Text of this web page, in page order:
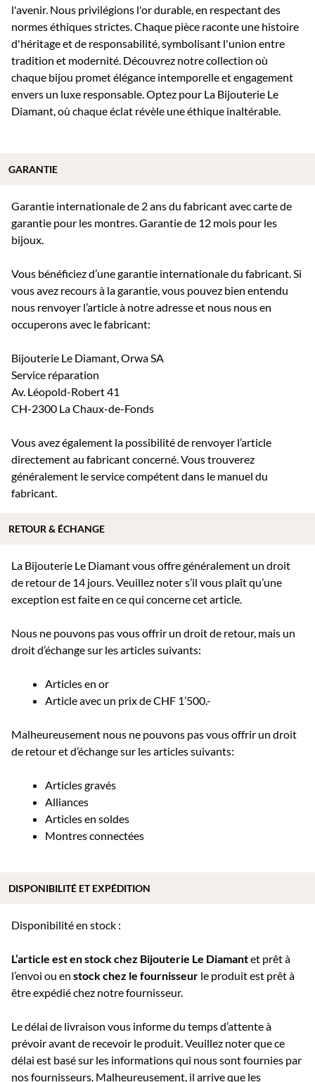
l'avenir. Nous privilégions l'or durable, en respectant des
normes éthiques strictes. Chaque pièce raconte une histoire
d'héritage et de responsabilité, symbolisant l'union entre
tradition et modernité. Découvrez notre collection où
chaque bijou promet élégance intemporelle et engagement
envers un luxe responsable. Optez pour La Bijouterie Le
Diamant, où chaque éclat révèle une éthique inaltérable.
Garantie internationale de 2 ans du fabricant avec carte de
garantie pour les montres. Garantie de 12 mois pour les
bijoux.
Vous bénéficiez d’une garantie internationale du fabricant. Si
vous avez recours à la garantie, vous pouvez bien entendu
nous renvoyer l’article à notre adresse et nous nous en
occuperons avec le fabricant:
Bijouterie Le Diamant, Orwa SA
Service réparation
Av. Léopold-Robert 41
CH-2300 La Chaux-de-Fonds
Vous avez également la possibilité de renvoyer l’article
directement au fabricant concerné. Vous trouverez
généralement le service compétent dans le manuel du
fabricant.
La Bijouterie Le Diamant vous offre généralement un droit
de retour de 14 jours. Veuillez noter s’il vous plaît qu’une
exception est faite en ce qui concerne cet article.
Nous ne pouvons pas vous offrir un droit de retour, mais un
droit d’échange sur les articles suivants:
Articles en or
Article avec un prix de CHF 1’500.-
Malheureusement nous ne pouvons pas vous offrir un droit
de retour et d’échange sur les articles suivants:
Articles gravés
Alliances
Articles en soldes
Montres connectées
Disponibilité en stock :
L’article est en stock chez Bijouterie Le Diamantet prêt à
l’envoi ou en stock chez le fournisseur le produit est prêt à
être expédié chez notre fournisseur.
Le délai de livraison vous informe du temps d’attente à
prévoir avant de recevoir le produit. Veuillez noter que ce
délai est basé sur les informations qui nous sont fournies par
nos fournisseurs. Malheureusement, il arrive que les
GARANTIE
RETOUR & ÉCHANGE
DISPONIBILITÉ ET EXPÉDITION